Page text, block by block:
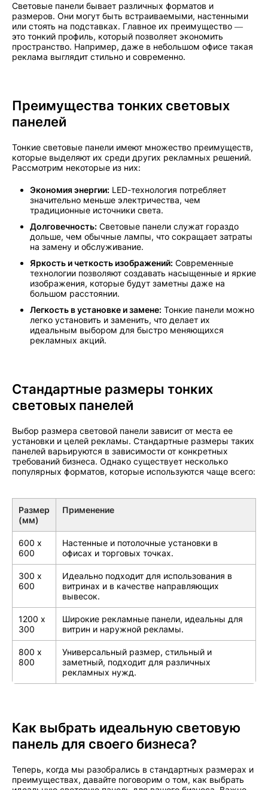
Световые панели бывает различных форматов и
размеров. Они могут быть встраиваемыми, настенными
или стоять на подставках. Главное их преимущество —
это тонкий профиль, который позволяет экономить
пространство. Например, даже в небольшом офисе такая
реклама выглядит стильно и современно.
Преимущества тонких световых
панелей
Тонкие световые панели имеют множество преимуществ,
которые выделяют их среди других рекламных решений.
Рассмотрим некоторые из них:
Экономия энергии: LED-технология потребляет
значительно меньше электричества, чем
традиционные источники света.
Долговечность: Световые панели служат гораздо
дольше, чем обычные лампы, что сокращает затраты
на замену и обслуживание.
Яркость и четкость изображений: Современные
технологии позволяют создавать насыщенные и яркие
изображения, которые будут заметны даже на
большом расстоянии.
Легкость в установке и замене: Тонкие панели можно
легко установить и заменить, что делает их
идеальным выбором для быстро меняющихся
рекламных акций.
Стандартные размеры тонких
световых панелей
Выбор размера световой панели зависит от места ее
установки и целей рекламы. Стандартные размеры таких
панелей варьируются в зависимости от конкретных
требований бизнеса. Однако существует несколько
популярных форматов, которые используются чаще всего:
Размер
(мм)
Применение
600 x
600
Настенные и потолочные установки в
офисах и торговых точках.
300 x
600
Идеально подходит для использования в
витринах и в качестве направляющих
вывесок.
1200 x
300
Широкие рекламные панели, идеальны для
витрин и наружной рекламы.
800 x
800
Универсальный размер, стильный и
заметный, подходит для различных
рекламных нужд.
Как выбрать идеальную световую
панель для своего бизнеса?
Теперь, когда мы разобрались в стандартных размерах и
преимуществах, давайте поговорим о том, как выбрать